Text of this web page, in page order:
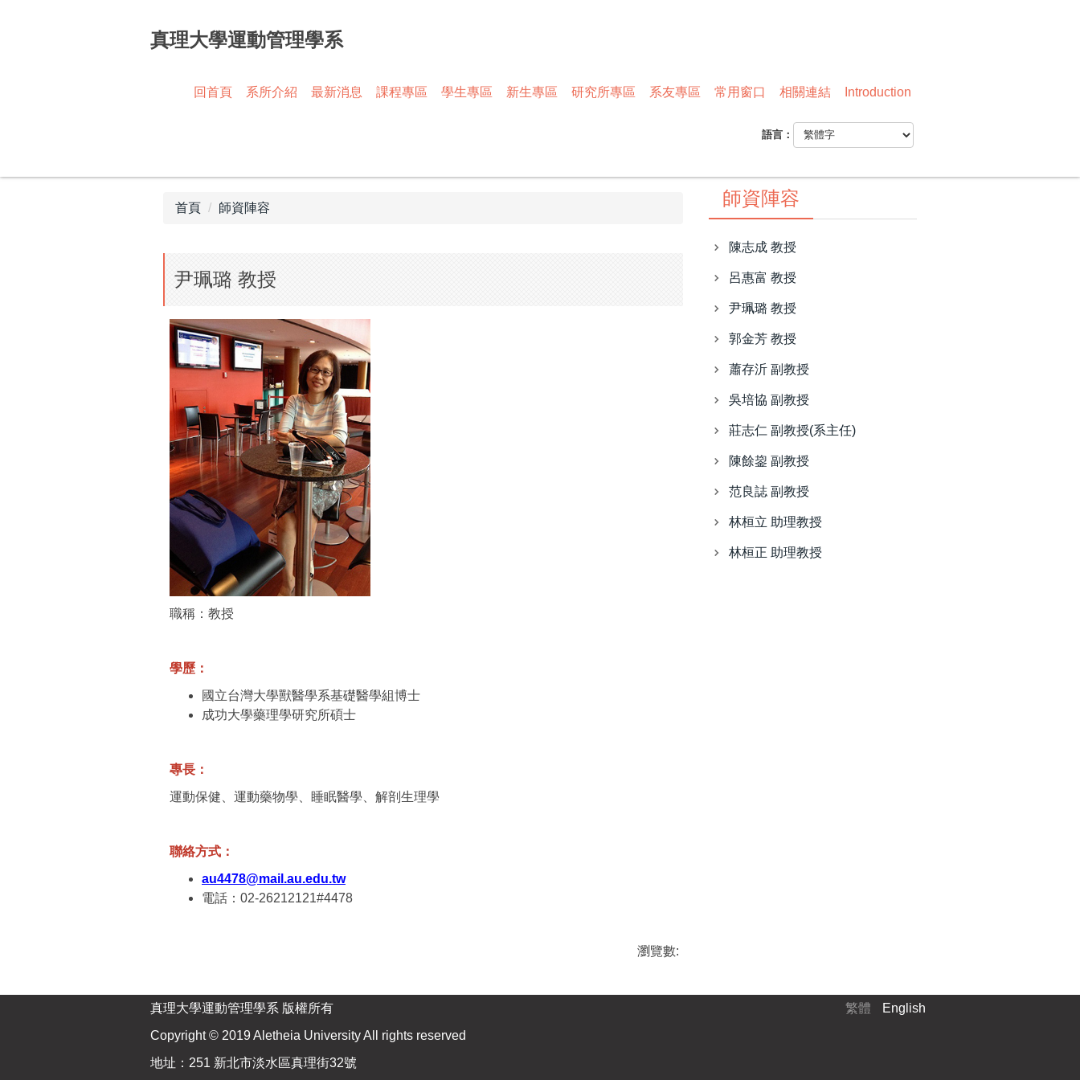
真理大學運動管理學系
回首頁 系所介紹 最新消息 課程專區 學生專區 新生專區 研究所專區 系友專區 常用窗口 相關連結 Introduction
語言：
首頁 師資陣容
尹珮璐 教授
職稱：教授
學歷：
國立台灣大學獸醫學系基礎醫學組博士
成功大學藥理學研究所碩士
專長：
運動保健、運動藥物學、睡眠醫學、解剖生理學
聯絡方式：
au4478@mail.au.edu.tw
電話：02-26212121#4478
瀏覽數:
師資陣容
陳志成 教授
呂惠富 教授
尹珮璐 教授
郭金芳 教授
蕭存沂 副教授
吳培協 副教授
莊志仁 副教授(系主任)
陳餘鋆 副教授
范良誌 副教授
林桓立 助理教授
林桓正 助理教授
繁體 English
真理大學運動管理學系 版權所有
Copyright © 2019 Aletheia University All rights reserved
地址：251 新北市淡水區真理街32號